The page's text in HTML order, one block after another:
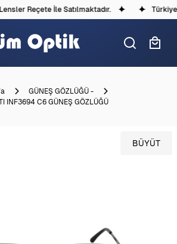
Reçete İle Satılmaktadır.
GÜNEŞ GÖZLÜĞÜ -
INF3694 C6 GÜNEŞ GÖZLÜĞÜ
BÜYÜT